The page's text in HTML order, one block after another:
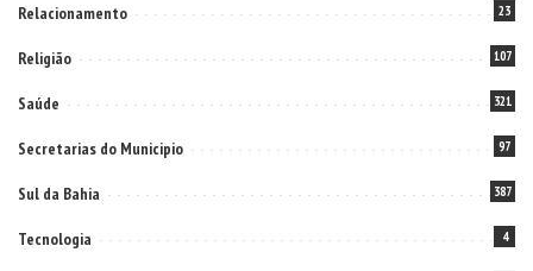
Relacionamento 23
Religião 107
Saúde 321
Secretarias do Municipio 97
Sul da Bahia 387
Tecnologia 4